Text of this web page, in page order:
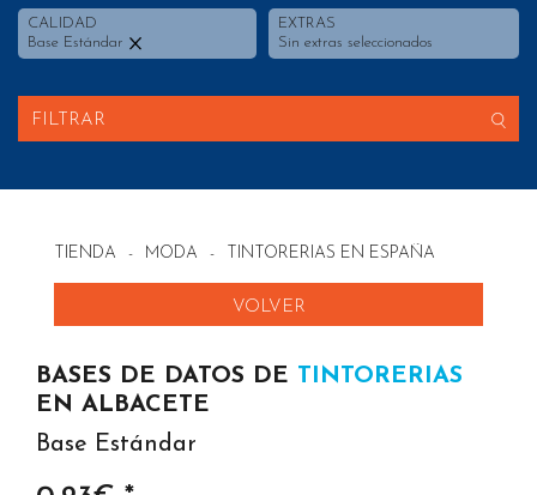
CALIDAD
Base Estándar
EXTRAS
Sin extras seleccionados
FILTRAR
TIENDA - MODA - TINTORERIAS EN ESPAÑA
VOLVER
BASES DE DATOS DE TINTORERIAS
EN ALBACETE
Base Estándar